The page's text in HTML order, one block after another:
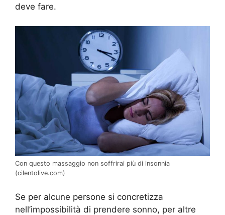
deve fare.
Con questo massaggio non soffrirai più di insonnia
(cilentolive.com)
Se per alcune persone si concretizza
nell’impossibilità di prendere sonno, per altre